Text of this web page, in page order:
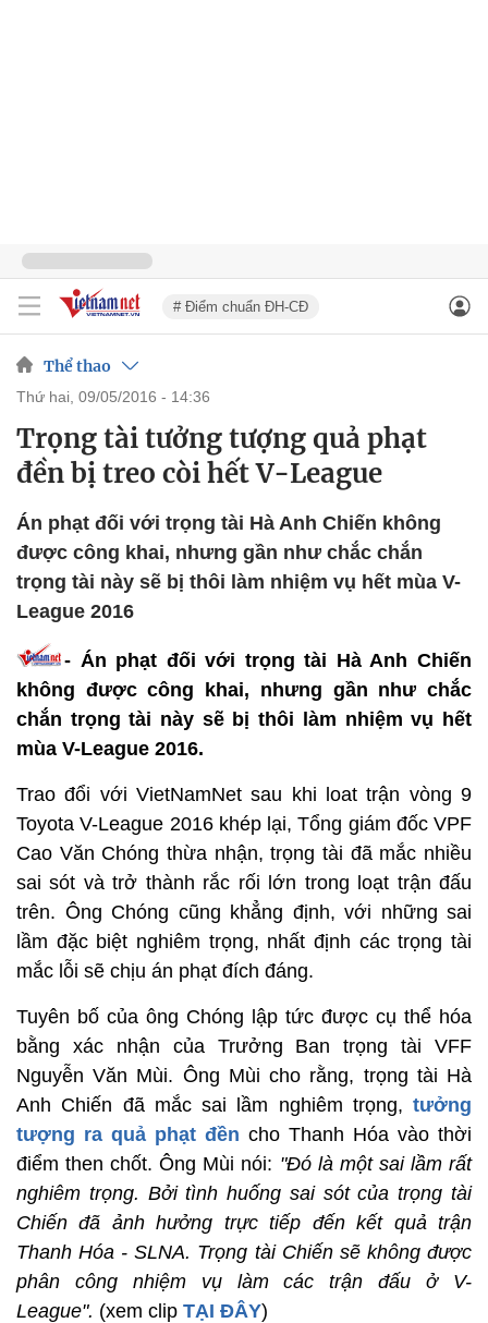
# Điểm chuẩn ĐH-CĐ
Thể thao
thứ hai, 09/05/2016 - 14:36
Trọng tài tưởng tượng quả phạt
đền bị treo còi hết V-League
Án phạt đối với trọng tài Hà Anh Chiến không
được công khai, nhưng gần như chắc chắn
trọng tài này sẽ bị thôi làm nhiệm vụ hết mùa V-
League 2016
- Án phạt đối với trọng tài Hà Anh Chiến
không được công khai, nhưng gần như chắc
chắn trọng tài này sẽ bị thôi làm nhiệm vụ hết
mùa V-League 2016.
Trao đổi với VietNamNet sau khi loat trận vòng 9
Toyota V-League 2016 khép lại, Tổng giám đốc VPF
Cao Văn Chóng thừa nhận, trọng tài đã mắc nhiều
sai sót và trở thành rắc rối lớn trong loạt trận đấu
trên. Ông Chóng cũng khẳng định, với những sai
lầm đặc biệt nghiêm trọng, nhất định các trọng tài
mắc lỗi sẽ chịu án phạt đích đáng.
Tuyên bố của ông Chóng lập tức được cụ thể hóa
bằng xác nhận của Trưởng Ban trọng tài VFF
Nguyễn Văn Mùi. Ông Mùi cho rằng, trọng tài Hà
Anh Chiến đã mắc sai lầm nghiêm trọng, tưởng
tượng ra quả phạt đền cho Thanh Hóa vào thời
điểm then chốt. Ông Mùi nói: "Đó là một sai lầm rất
nghiêm trọng. Bởi tình huống sai sót của trọng tài
Chiến đã ảnh hưởng trực tiếp đến kết quả trận
Thanh Hóa - SLNA. Trọng tài Chiến sẽ không được
phân công nhiệm vụ làm các trận đấu ở V-
League". (xem clip TẠI ĐÂY)